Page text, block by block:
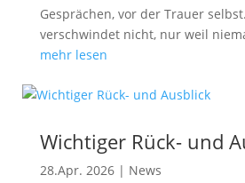
Gesprächen, vor der Trauer
verschwindet nicht, nur weil
mehr lesen
Wichtiger Rück- und
28.Apr. 2026| News